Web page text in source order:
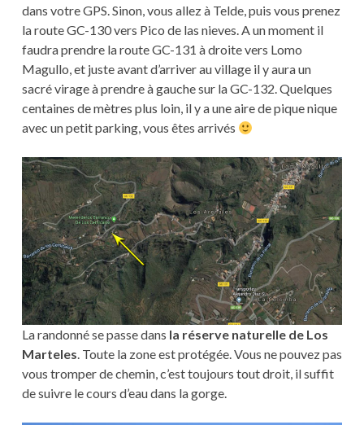
dans votre GPS. Sinon, vous allez à Telde, puis vous prenez
la route GC-130 vers Pico de las nieves. A un moment il
faudra prendre la route GC-131 à droite vers Lomo
Magullo, et juste avant d’arriver au village il y aura un
sacré virage à prendre à gauche sur la GC-132. Quelques
centaines de mètres plus loin, il y a une aire de pique nique
avec un petit parking, vous êtes arrivés
La randonné se passe dans la réserve naturelle de Los
Marteles . Toute la zone est protégée. Vous ne pouvez pas
vous tromper de chemin, c’est toujours tout droit, il suffit
de suivre le cours d’eau dans la gorge.